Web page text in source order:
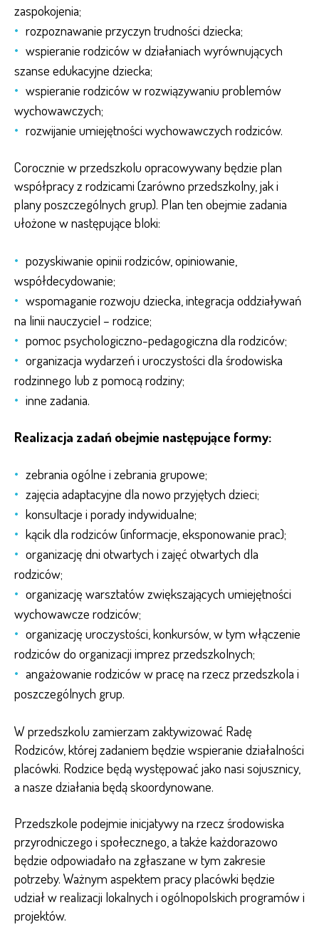
zaspokojenia;
rozpoznawanie przyczyn trudności dziecka;
wspieranie rodziców w działaniach wyrównujących
szanse edukacyjne dziecka;
wspieranie rodziców w rozwiązywaniu problemów
wychowawczych;
rozwijanie umiejętności wychowawczych rodziców.
Corocznie w przedszkolu opracowywany będzie plan
współpracy z rodzicami (zarówno przedszkolny, jak i
plany poszczególnych grup). Plan ten obejmie zadania
ułożone w następujące bloki:
pozyskiwanie opinii rodziców, opiniowanie,
współdecydowanie;
wspomaganie rozwoju dziecka, integracja oddziaływań
na linii nauczyciel – rodzice;
pomoc psychologiczno-pedagogiczna dla rodziców;
organizacja wydarzeń i uroczystości dla środowiska
rodzinnego lub z pomocą rodziny;
inne zadania.
Realizacja zadań obejmie następujące formy:
zebrania ogólne i zebrania grupowe;
zajęcia adaptacyjne dla nowo przyjętych dzieci;
konsultacje i porady indywidualne;
kącik dla rodziców (informacje, eksponowanie prac);
organizację dni otwartych i zajęć otwartych dla
rodziców;
organizację warsztatów zwiększających umiejętności
wychowawcze rodziców;
organizację uroczystości, konkursów, w tym włączenie
rodziców do organizacji imprez przedszkolnych;
angażowanie rodziców w pracę na rzecz przedszkola i
poszczególnych grup.
W przedszkolu zamierzam zaktywizować Radę
Rodziców, której zadaniem będzie wspieranie działalności
placówki. Rodzice będą występować jako nasi sojusznicy,
a nasze działania będą skoordynowane.
Przedszkole podejmie inicjatywy na rzecz środowiska
przyrodniczego i społecznego, a także każdorazowo
będzie odpowiadało na zgłaszane w tym zakresie
potrzeby. Ważnym aspektem pracy placówki będzie
udział w realizacji lokalnych i ogólnopolskich programów i
projektów.